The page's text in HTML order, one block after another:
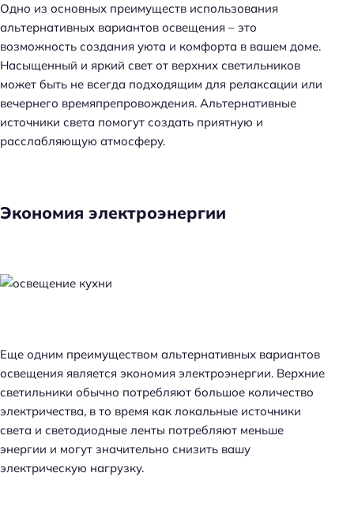
Одно из основных преимуществ использования
альтернативных вариантов освещения – это
возможность создания уюта и комфорта в вашем доме.
Насыщенный и яркий свет от верхних светильников
может быть не всегда подходящим для релаксации или
вечернего времяпрепровождения. Альтернативные
источники света помогут создать приятную и
расслабляющую атмосферу.
Экономия электроэнергии
Еще одним преимуществом альтернативных вариантов
освещения является экономия электроэнергии. Верхние
светильники обычно потребляют большое количество
электричества, в то время как локальные источники
света и светодиодные ленты потребляют меньше
энергии и могут значительно снизить вашу
электрическую нагрузку.